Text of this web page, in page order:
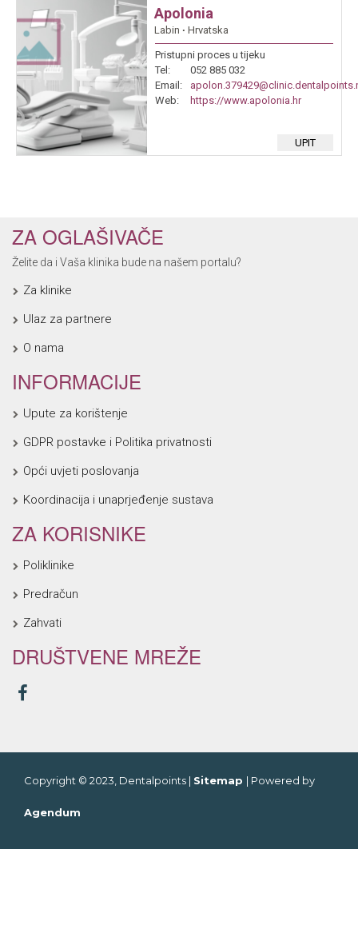
Apolonia
Labin ∙ Hrvatska
Pristupni proces u tijeku
Tel:
052 885 032
Email:
Web:
https://www.apolonia.hr
UPIT
ZA OGLAŠIVAČE
Želite da i Vaša klinika bude na našem portalu?
Za klinike
Ulaz za partnere
O nama
INFORMACIJE
Upute za korištenje
GDPR postavke i Politika privatnosti
Opći uvjeti poslovanja
Koordinacija i unaprjeđenje sustava
ZA KORISNIKE
Poliklinike
Predračun
Zahvati
DRUŠTVENE MREŽE
Copyright © 2023, Dentalpoints | Sitemap | Powered by
Agendum